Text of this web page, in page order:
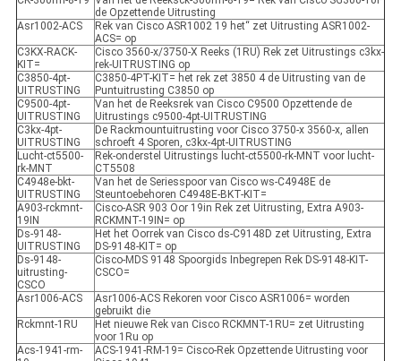
de Opzettende Uitrusting
Asr1002-ACS
Rek van Cisco ASR1002 19 het“ zet Uitrusting ASR1002-
ACS= op
C3KX-RACK-
KIT=
Cisco 3560-x/3750-X Reeks (1RU) Rek zet Uitrustings c3kx-
rek-UITRUSTING op
C3850-4pt-
UITRUSTING
C3850-4PT-KIT= het rek zet 3850 4 de Uitrusting van de
Puntuitrusting C3850 op
C9500-4pt-
UITRUSTING
Van het de Reeksrek van Cisco C9500 Opzettende de
Uitrustings c9500-4pt-UITRUSTING
C3kx-4pt-
UITRUSTING
De Rackmountuitrusting voor Cisco 3750-x 3560-x, allen
schroeft 4 Sporen, c3kx-4pt-UITRUSTING
Lucht-ct5500-
rk-MNT
Rek-onderstel Uitrustings lucht-ct5500-rk-MNT voor lucht-
CT5508
C4948e-bkt-
UITRUSTING
Van het de Seriesspoor van Cisco ws-C4948E de
Steuntoebehoren C4948E-BKT-KIT=
A903-rckmnt-
19IN
Cisco-ASR 903 Oor 19in Rek zet Uitrusting, Extra A903-
RCKMNT-19IN= op
Ds-9148-
UITRUSTING
Het het Oorrek van Cisco ds-C9148D zet Uitrusting, Extra
DS-9148-KIT= op
Ds-9148-
uitrusting-
CSCO
Cisco-MDS 9148 Spoorgids Inbegrepen Rek DS-9148-KIT-
CSCO=
Asr1006-ACS
Asr1006-ACS Rekoren voor Cisco ASR1006= worden
gebruikt die
Rckmnt-1RU
Het nieuwe Rek van Cisco RCKMNT-1RU= zet Uitrusting
voor 1Ru op
Acs-1941-rm-
ACS-1941-RM-19= Cisco-Rek Opzettende Uitrusting voor